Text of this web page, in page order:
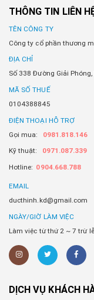
THÔNG TIN LIÊN
TÊN CÔNG TY
Công ty cổ phần thương
ĐỊA CHỈ
Số 338 Đường Giải
MÃ SỐ THUẾ
0104388845
ĐIỆN THOẠI HỖ TRỢ
Gọi mua:
0981.818.146
Kỹ thuật:
0971.087.339
Hotline: 0904.668.788
EMAIL
ducthinh.kd@gmail.com
NGÀY/GIỜ LÀM VIỆC
Làm việc từ thứ 2 ~ 7 trừ
DỊCH VỤ KHÁCH